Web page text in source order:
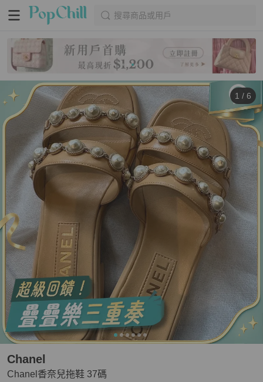
搜尋商品或用戶
1 / 6
Chanel香奈兒拖鞋 37碼
Chanel